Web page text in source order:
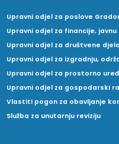
Upravni odjel za poslove
Upravni odjel za financije,
Upravni odjel za društvene
Upravni odjel za izgradnju,
Upravni odjel za prostorno
Upravni odjel za gospodarski
Vlastiti pogon za obavljanje
Služba za unutarnju reviziju